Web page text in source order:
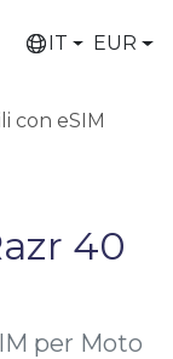
IT EUR
con eSIM
40
per Moto